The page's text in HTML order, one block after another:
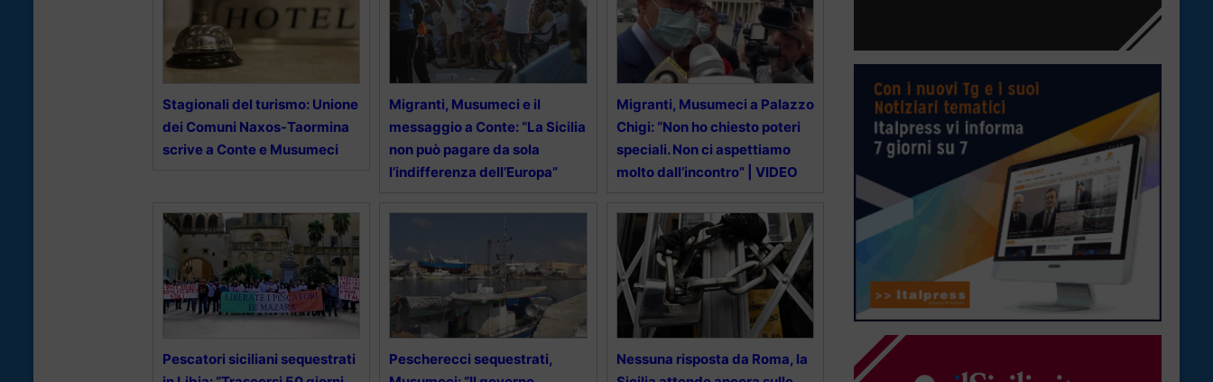
Stagionali del turismo: Unione
dei Comuni Naxos-Taormina
scrive a Conte e Musumeci
Migranti, Musumeci e il
messaggio a Conte: “La Sicilia
non può pagare da sola
l’indifferenza dell’Europa”
Migranti, Musumeci a Palazzo
Chigi: “Non ho chiesto poteri
speciali. Non ci aspettiamo
molto dall’incontro” | VIDEO
Pescatori siciliani sequestrati
Pescherecci sequestrati,
Nessuna risposta da Roma, la